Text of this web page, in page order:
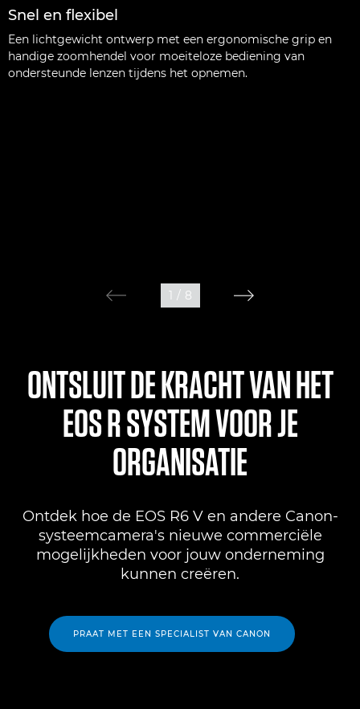
Snel en flexibel
Een lichtgewicht ontwerp met een ergonomische grip en
handige zoomhendel voor moeiteloze bediening van
ondersteunde lenzen tijdens het opnemen.
1 / 8
ONTSLUIT DE KRACHT VAN HET
EOS R SYSTEM VOOR JE
ORGANISATIE
Ontdek hoe de EOS R6 V en andere Canon-
systeemcamera's nieuwe commerciële
mogelijkheden voor jouw onderneming
kunnen creëren.
PRAAT MET EEN SPECIALIST VAN CANON